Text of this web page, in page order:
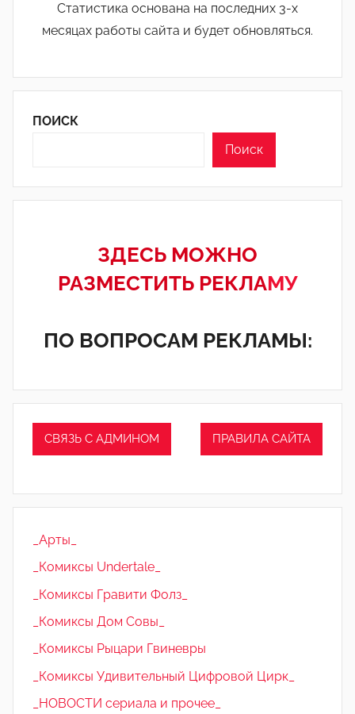
Статистика основана на последних 3-х
месяцах работы сайта и будет обновляться.
ПОИСК
Поиск
ЗДЕСЬ МОЖНО
РАЗМЕСТИТЬ РЕКЛАМУ
ПО ВОПРОСАМ РЕКЛАМЫ:
СВЯЗЬ С АДМИНОМ ПРАВИЛА САЙТА
_Арты_
_Комиксы Undertale_
_Комиксы Гравити Фолз_
_Комиксы Дом Совы_
_Комиксы Рыцари Гвиневры
_Комиксы Удивительный Цифровой Цирк_
_НОВОСТИ сериала и прочее_